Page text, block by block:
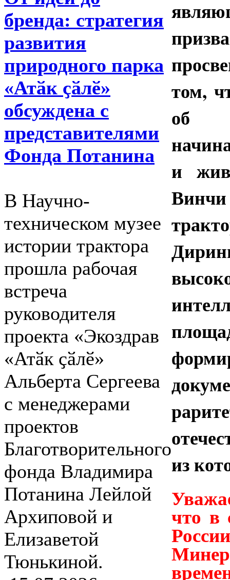
бренда: стратегия
развития
природного парка
«Атӑк ҫӑлӗ»
обсуждена с
представителями
Фонда Потанина
В Научно-
техническом музее
истории трактора
прошла рабочая
встреча
руководителя
проекта «Экоздрав
«Атӑк ҫӑлӗ»
Альберта Сергеева
с менеджерами
проектов
Благотворительного
фонда Владимира
Потанина Лейлой
Архиповой и
Елизаветой
Тюнькиной.
том,
об
и
из
что в